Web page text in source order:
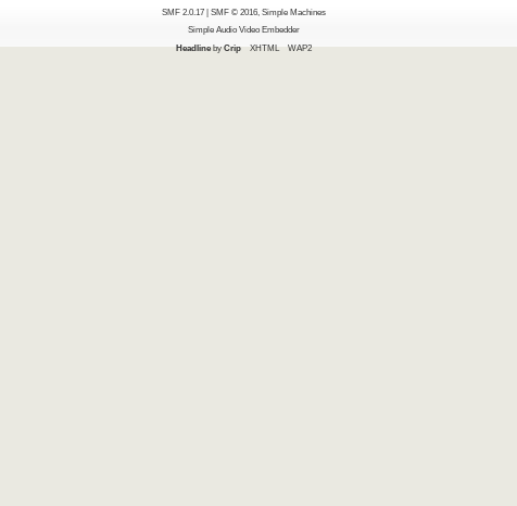
SMF 2.0.17 | SMF © 2016, Simple Machines
Simple Audio Video Embedder
HeadlinebyCrip XHTML WAP2